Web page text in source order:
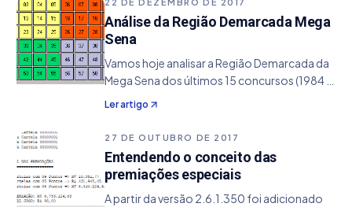
frente a ela. Neste
22 DE DEZEMBRO DE 2017
Análise da Região Demarcada Mega
Sena
Vamos hoje analisar a Região Demarcada da
Mega Sena dos últimos 15 concursos (1984 -
1999). A Região Demarcada faz parte do
módulo de Estatísticas onde através de
cores, podemos determinar o fluxo de
dezenas em cada…
Ler artigo
27 DE OUTUBRO DE 2017
Entendendo o conceito das
premiações especiais
A partir da versão 2.6.1.350 foi adicionado